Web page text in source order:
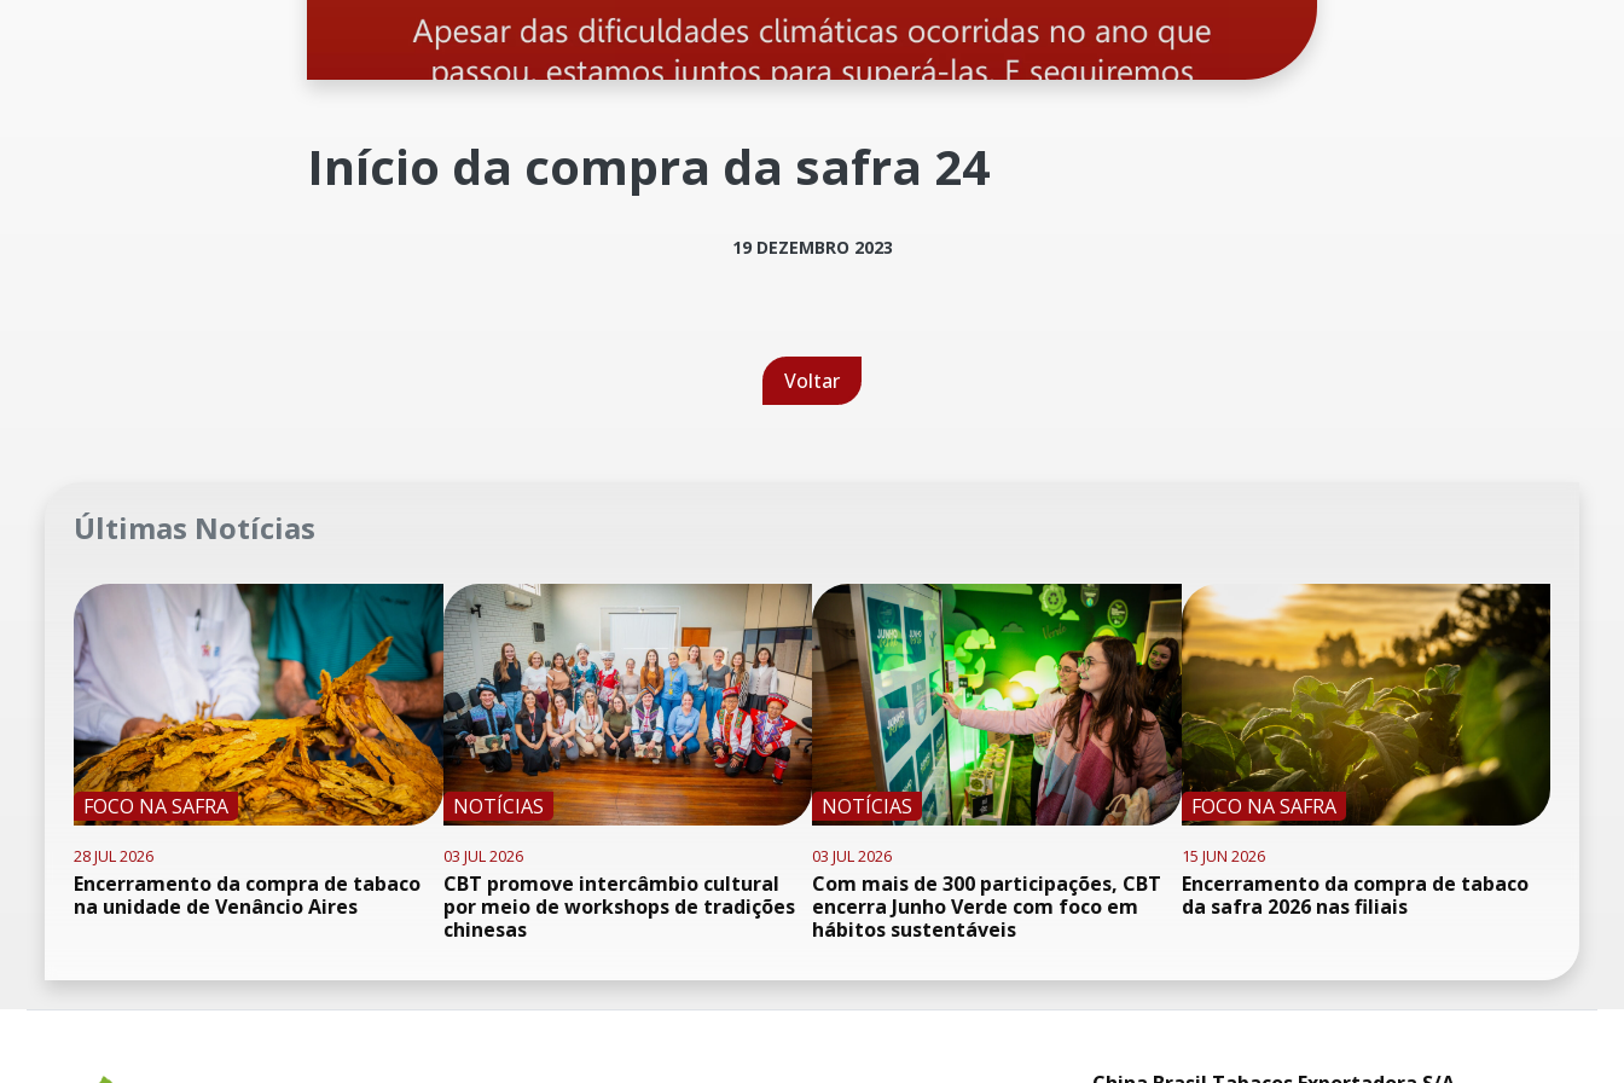
Início da compra da safra 24
19 DEZEMBRO 2023
Voltar
Últimas Notícias
FOCO NA SAFRA
28 JUL 2026
Encerramento da compra de tabaco
na unidade de Venâncio Aires
NOTÍCIAS
03 JUL 2026
CBT promove intercâmbio cultural
por meio de workshops de tradições
chinesas
NOTÍCIAS
03 JUL 2026
Com mais de 300 participações, CBT
encerra Junho Verde com foco em
hábitos sustentáveis
FOCO NA SAFRA
15 JUN 2026
Encerramento da compra de tabaco
da safra 2026 nas filiais